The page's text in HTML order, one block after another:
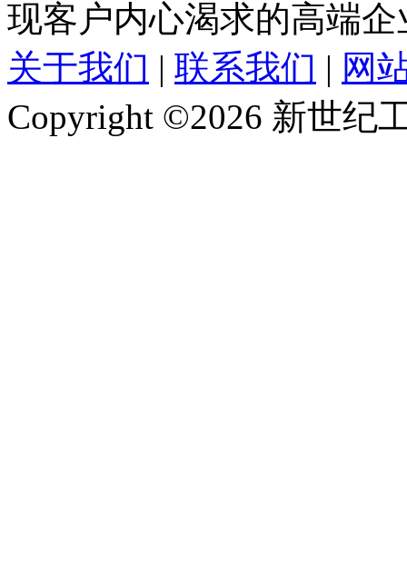
现客户内心渴求的高端
关于我们 | 联系我们 | 网
Copyright ©2026 新世纪